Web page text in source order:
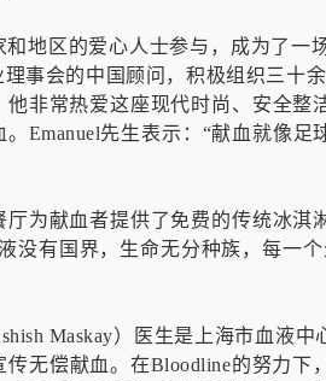
地区的爱心人士参与，成为了一
事会的中国顾问，积极组织三十
他非常热爱这座现代时尚、安全
Emanuel先生表示：“献血就像
厅为献血者提供了免费的传统冰
没有国界，生命无分种族，每一
Maskay）医生是上海市血液
传无偿献血。在Bloodline的努力